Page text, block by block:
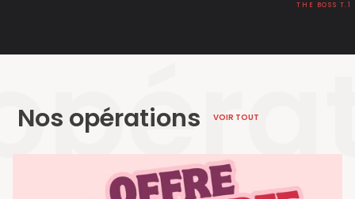
THE BOSS T.1
Nos opérations VOIR TOUT